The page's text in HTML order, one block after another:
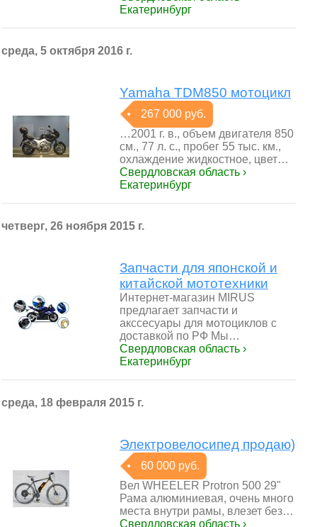
Екатеринбург
среда, 5 октября 2016 г.
Yamaha TDM850 мотоцикл
267 000 руб.
…2001 г. в., объем двигателя 850
см., 77 л. с., пробег 55 тыс. км.,
охлаждение жидкостное, цвет…
Свердловская область ›
Екатеринбург
четверг, 26 ноября 2015 г.
Запчасти для японской и
китайской мототехники
Интернет-магазин MIRUS
предлагает запчасти и
акссесуары для мотоциклов с
доставкой по РФ Мы…
Свердловская область ›
Екатеринбург
среда, 18 февраля 2015 г.
Электровелосипед продаю)
60 000 руб.
Вел WHEELER Protron 500 29"
Рама алюминиевая, очень много
места внутри рамы, влезет без…
Свердловская область ›